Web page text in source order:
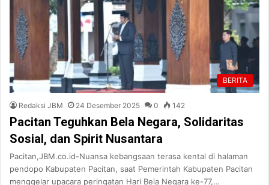
BERITA
Redaksi JBM 24 Desember 2025 0 142
Pacitan Teguhkan Bela Negara, Solidaritas
Sosial, dan Spirit Nusantara
Pacitan,JBM.co.id-Nuansa kebangsaan terasa kental di halaman
pendopo Kabupaten Pacitan, saat Pemerintah Kabupaten Pacitan
menggelar upacara peringatan Hari Bela Negara ke-77,…